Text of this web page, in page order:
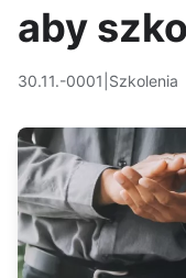
aby
30.11.-0001 Szkolenia